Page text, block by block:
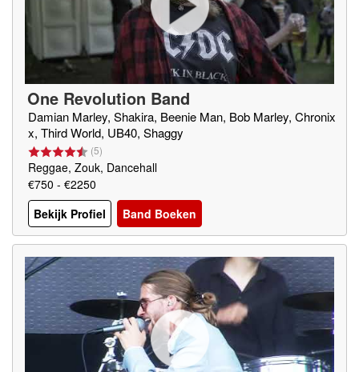
One Revolution Band
Damian Marley, Shakira, Beenie Man, Bob Marley, Chronix
x, Third World, UB40, Shaggy
(5)
Reggae, Zouk, Dancehall
€750 - €2250
Bekijk Profiel
Band Boeken